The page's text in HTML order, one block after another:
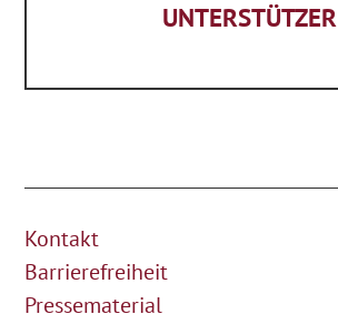
UNTERSTÜTZER
Kontakt
Barrierefreiheit
Pressematerial